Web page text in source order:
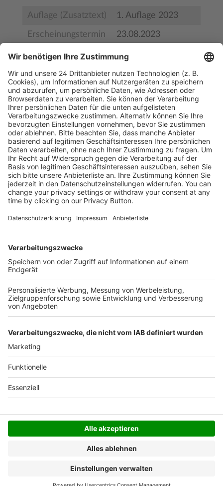
Auflage (Zusatztext) 1. Auflage 2023
Erscheinungstermin 23.08.2023
Bestell-Nr. 9783810105417
ISBN 978-3-8101-0541-7
Kostenlose Rücksendung bis zu 14 Tage nach
Bestelleingang (innerhalb Deutschlands).
Versandkosten.
Der Bestellprozess ist mit Hilfe eines SSL-
SERVICE HOTLINE
SHOP SERVICE
Versandkostenund ggf. Nachnahmegebühren, wenn
nicht anders angegeben.